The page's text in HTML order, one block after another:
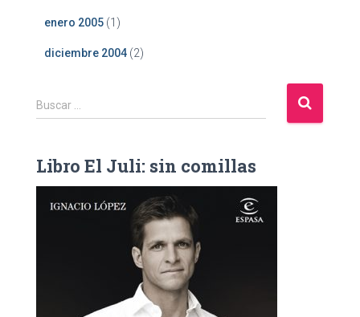
enero 2005 (1)
diciembre 2004 (2)
B
u
c
Buscar …
Libro El Juli: sin comillas